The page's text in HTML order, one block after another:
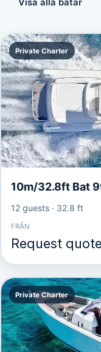
Visa alla båtar
Private Charter
10m/32.8ft Bat
12 guests· 32.8 ft
FRÅN
Request quote
Private Charter